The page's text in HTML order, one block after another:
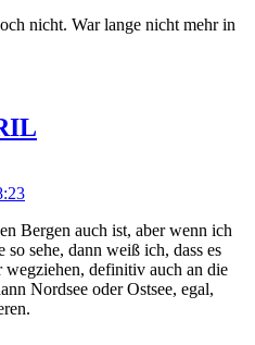
nicht. War lange nicht mehr in
Bergen auch ist, aber wenn ich
sehe, dann weiß ich, dass es
definitiv auch an die
Nordsee oder Ostsee, egal,